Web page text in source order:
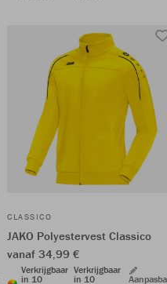
CLASSICO
JAKO Polyestervest Classico
vanaf 34,99 €
Verkrijgbaar
in 10
Verkrijgbaar
in 10